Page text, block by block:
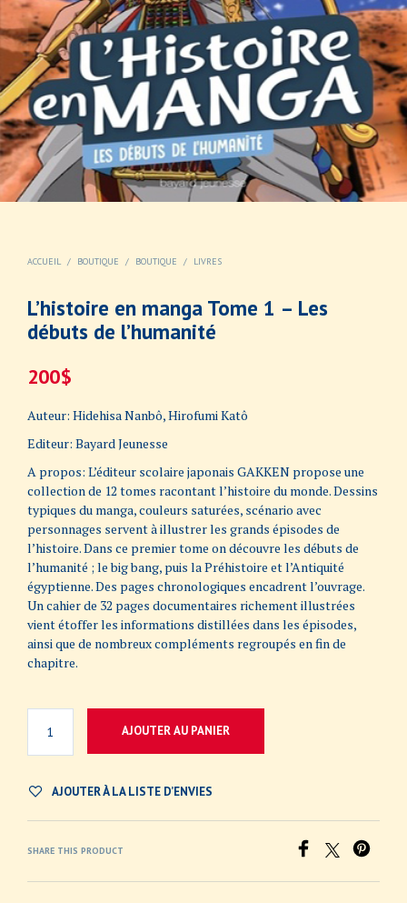
ACCUEIL / BOUTIQUE / BOUTIQUE / LIVRES
L’histoire en manga Tome 1 – Les
débuts de l’humanité
200$
Auteur: Hidehisa Nanbô, Hirofumi Katô
Editeur: Bayard Jeunesse
A propos: L’éditeur scolaire japonais GAKKEN propose une
collection de 12 tomes racontant l’histoire du monde. Dessins
typiques du manga, couleurs saturées, scénario avec
personnages servent à illustrer les grands épisodes de
l’histoire. Dans ce premier tome on découvre les débuts de
l’humanité ; le big bang, puis la Préhistoire et l’Antiquité
égyptienne. Des pages chronologiques encadrent l’ouvrage.
Un cahier de 32 pages documentaires richement illustrées
vient étoffer les informations distillées dans les épisodes,
ainsi que de nombreux compléments regroupés en fin de
chapitre.
AJOUTER AU PANIER
AJOUTER À LA LISTE D’ENVIES
SHARE THIS PRODUCT